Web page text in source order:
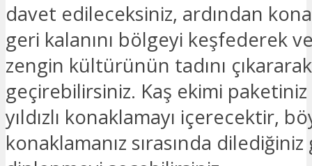
davet edileceksiniz, ardından
geri kalanını bölgeyi keşfederek
zengin kültürünün tadını çıkararak
geçirebilirsiniz. Kaş ekimi
yıldızlı konaklamayı içerecektir,
konaklamanız sırasında dilediğiniz